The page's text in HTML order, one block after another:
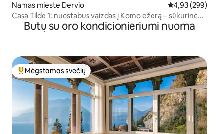
Namas mieste Dervio Vidutinis
4,93 (299)
Casa Tilde 1: nuostabus vaizdas į Komo ežerą – sūkurinė
voniaButų su oro kondicionieriumi nuoma
Svečių mėgstamiausias
Mėgstamas svečių